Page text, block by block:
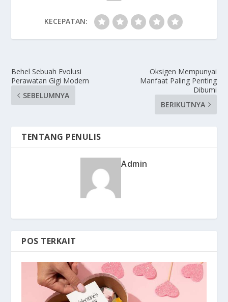
KECEPATAN:
Behel Sebuah Evolusi
Perawatan Gigi Modern
SEBELUMNYA
Oksigen Mempunyai
Manfaat Paling Penting
Dibumi
BERIKUTNYA
TENTANG PENULIS
Admin
POS TERKAIT